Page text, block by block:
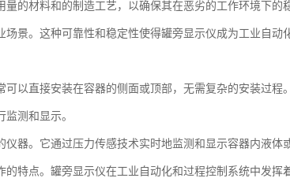
的材料和的制造工艺，以确保其在恶劣的工作环境下的
景。这种可靠性和稳定性使得罐旁显示仪成为工业自动
以直接安装在容器的侧面或顶部，无需复杂的安装过程
测和显示。
器。它通过压力传感技术实时地监测和显示容器内液体
特点。罐旁显示仪在工业自动化和过程控制系统中发挥